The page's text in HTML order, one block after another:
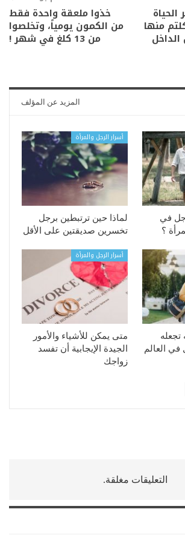
منها
خذوا ملعقة واحدة فقط
من الكمون يومياً، وتخلصوا
من 13 كلغ في شهر !
المزيد عن المؤلف
في
؟
أسرار الرجل والمرأة
لماذا حين ترتبطين برجل
تخسرين صديقتين على الأقل
تجعله
في العالم
أسرار الرجل والمرأة
متى يمكن للأشياء والأمور
الجيدة الإيجابية أن تفسد
زواجك
التعليقات مغلقة.